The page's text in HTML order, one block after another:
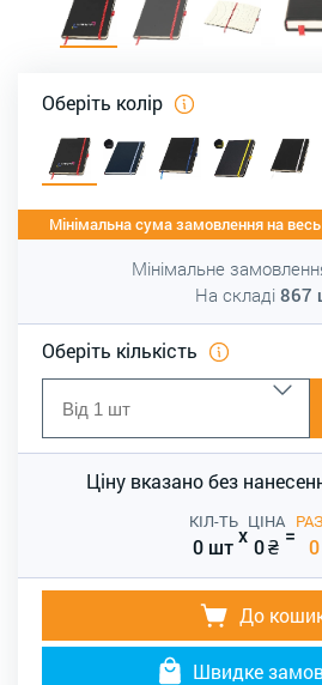
Оберіть колір
Мінімальна сума замовлення на
Мінімальне
На складі 867
Оберіть кількість
Ціну вказано без
КІЛ-ТЬ
0 штx
ЦІНА
0₴ = 0
До
Швидке